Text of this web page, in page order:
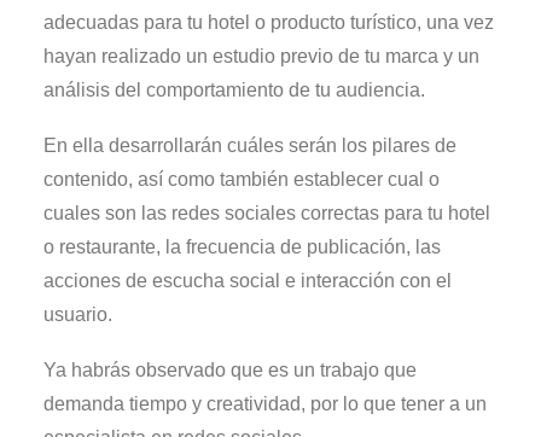
adecuadas para tu hotel o producto turístico, una vez
hayan realizado un estudio previo de tu marca y un
análisis del comportamiento de tu audiencia.
En ella desarrollarán cuáles serán los pilares de
contenido, así como también establecer cual o
cuales son las redes sociales correctas para tu hotel
o restaurante, la frecuencia de publicación, las
acciones de escucha social e interacción con el
usuario.
Ya habrás observado que es un trabajo que
demanda tiempo y creatividad, por lo que tener a un